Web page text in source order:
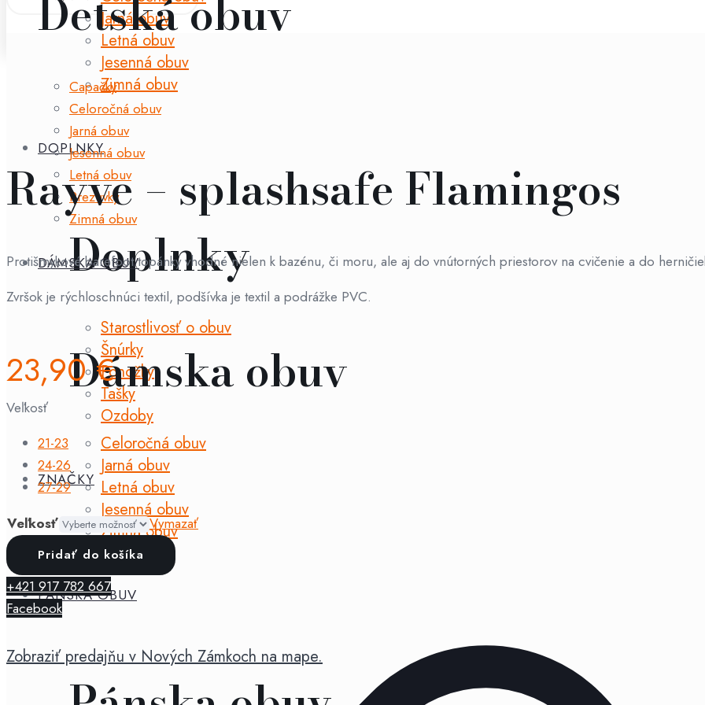
Jarná obuv
Letná obuv
Jesenná obuv
Zimná obuv
DOPLNKY
Doplnky
Starostlivosť o obuv
Šnúrky
Ponožky
Tašky
Ozdoby
ZNAČKY
Detská obuv
Capačky
Celoročná obuv
Jarná obuv
Jesenná obuv
Letná obuv
Prezuvky
Zimná obuv
DÁMSKA OBUV
Dámska obuv
Celoročná obuv
Jarná obuv
Letná obuv
Jesenná obuv
Zimná obuv
PÁNSKA OBUV
Rayve – splashsafe Flamingos
Protišmykové barefoot topánky vhodné nielen k bazénu, či moru, ale aj do vnútorných priestorov na cvičenie a do
Zvršok je rýchloschnúci textil, podšívka je textil a podrážke PVC.
23,90€
Veľkosť
21-23
24-26
27-29
Veľkosť
Vymazať
množstvo
Rayve
-
splashsafe
Pridať do košíka
+421 917 782 667
Facebook
Zobraziť predajňu v Nových Zámkoch na mape.